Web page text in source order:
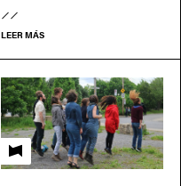
LEER MÁS
Fabuler l'école